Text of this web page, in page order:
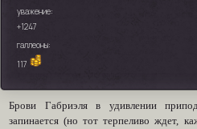
уважение:
+1247
галлеоны:
117
Брови Габриэля в удивлении
запинается (но тот терпеливо ждет,